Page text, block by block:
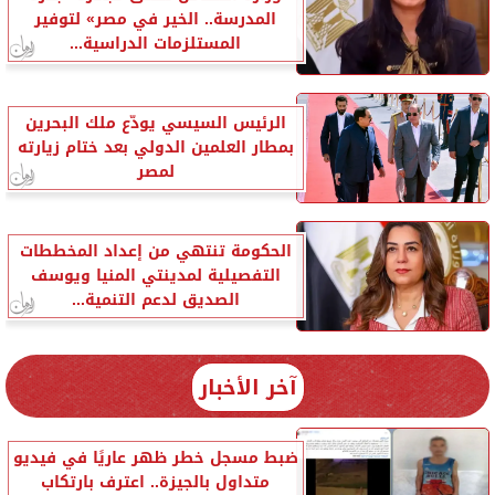
المدرسة.. الخير في مصر» لتوفير
المستلزمات الدراسية...
الرئيس السيسي يودّع ملك البحرين
بمطار العلمين الدولي بعد ختام زيارته
لمصر
الحكومة تنتهي من إعداد المخططات
التفصيلية لمدينتي المنيا ويوسف
الصديق لدعم التنمية...
آخر الأخبار
ضبط مسجل خطر ظهر عاريًا في فيديو
متداول بالجيزة.. اعترف بارتكاب